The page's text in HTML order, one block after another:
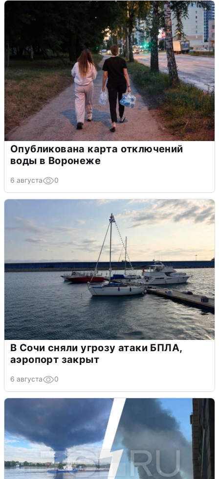
Опубликована карта отключений
воды в Воронеже
6 августа 0
В Сочи сняли угрозу атаки БПЛА,
аэропорт закрыт
6 августа 0